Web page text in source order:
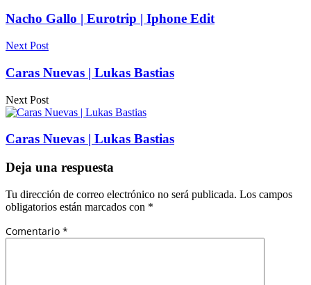
Nacho Gallo | Eurotrip | Iphone Edit
Next Post
Caras Nuevas | Lukas Bastias
Next Post
Caras Nuevas | Lukas Bastias
Deja una respuesta
Tu dirección de correo electrónico no será publicada. Los campos
obligatorios están marcados con *
Comentario *